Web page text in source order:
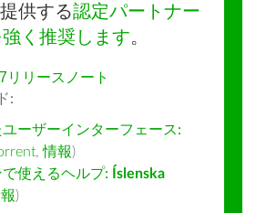
供する認定パートナー
く推奨します。
リリースノート
:
ーザーインターフェース:
,情報)
使えるヘルプ:
Íslenska
)